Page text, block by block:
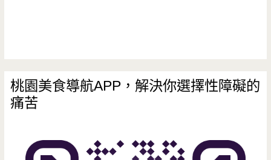
桃園美食導航APP，解決你選擇性障礙的
痛苦